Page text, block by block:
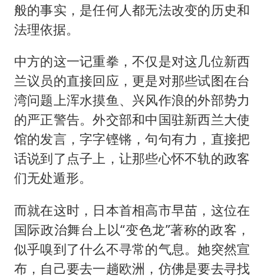
般的事实，是任何人都无法改变的历史和
法理依据。
中方的这一记重拳，不仅是对这几位新西
兰议员的直接回应，更是对那些试图在台
湾问题上浑水摸鱼、兴风作浪的外部势力
的严正警告。外交部和中国驻新西兰大使
馆的发言，字字铿锵，句句有力，直接把
话说到了点子上，让那些心怀不轨的政客
们无处遁形。
而就在这时，日本首相高市早苗，这位在
国际政治舞台上以“变色龙”著称的政客，
似乎嗅到了什么不寻常的气息。她突然宣
布，自己要去一趟欧洲，仿佛是要去寻找